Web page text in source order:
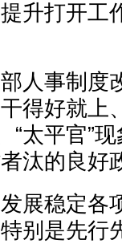
升打开工
人事制度
得好就上
“太平官”
汰的良好
展稳定各
别是先行